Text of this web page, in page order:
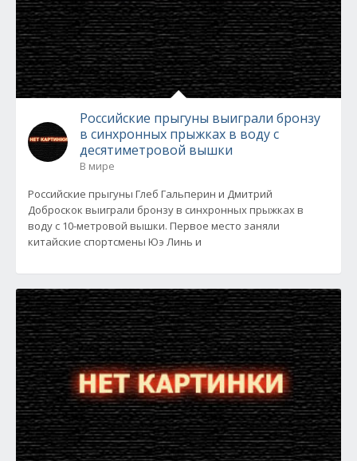
Российские прыгуны выиграли бронзу
в синхронных прыжках в воду с
десятиметровой вышки
В мире
Российские прыгуны Глеб Гальперин и Дмитрий
Доброскок выиграли бронзу в синхронных прыжках в
воду с 10-метровой вышки. Первое место заняли
китайские спортсмены Юэ Линь и